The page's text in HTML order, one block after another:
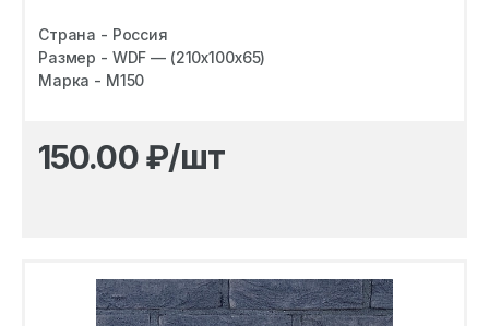
Страна - Россия
Размер - WDF — (210х100х65)
Марка - M150
150.00₽/шт